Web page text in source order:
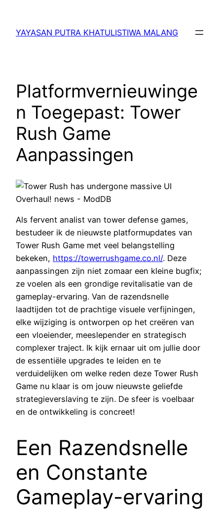
konten
YAYASAN PUTRA KHATULISTIWA MALANG
Platformvernieuwinge
n Toegepast: Tower
Rush Game
Aanpassingen
Als fervent analist van tower defense games,
bestudeer ik de nieuwste platformupdates van
Tower Rush Game met veel belangstelling
bekeken, https://towerrushgame.co.nl/. Deze
aanpassingen zijn niet zomaar een kleine bugfix;
ze voelen als een grondige revitalisatie van de
gameplay-ervaring. Van de razendsnelle
laadtijden tot de prachtige visuele verfijningen,
elke wijziging is ontworpen op het creëren van
een vloeiender, meeslepender en strategisch
complexer traject. Ik kijk ernaar uit om jullie door
de essentiële upgrades te leiden en te
verduidelijken om welke reden deze Tower Rush
Game nu klaar is om jouw nieuwste geliefde
strategieverslaving te zijn. De sfeer is voelbaar
en de ontwikkeling is concreet!
Een Razendsnelle
en Constante
Gameplay-ervaring